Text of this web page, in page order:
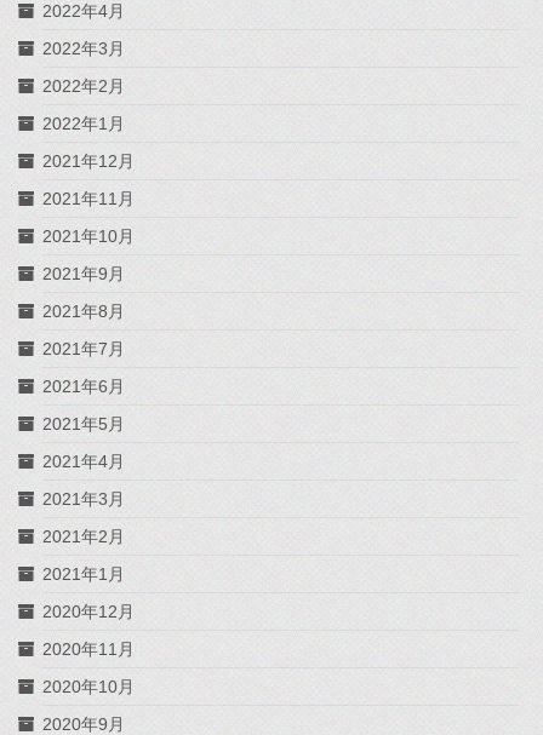
2022年4月
2022年3月
2022年2月
2022年1月
2021年12月
2021年11月
2021年10月
2021年9月
2021年8月
2021年7月
2021年6月
2021年5月
2021年4月
2021年3月
2021年2月
2021年1月
2020年12月
2020年11月
2020年10月
2020年9月